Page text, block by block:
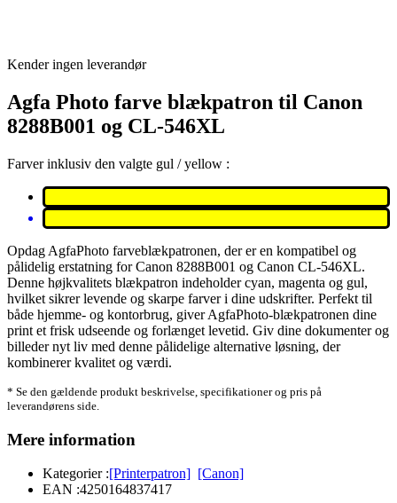
Kender ingen leverandør
Agfa Photo farve blækpatron til Canon
8288B001 og CL-546XL
Farver inklusiv den valgte gul / yellow :
Opdag AgfaPhoto farveblækpatronen, der er en kompatibel og
pålidelig erstatning for Canon 8288B001 og Canon CL-546XL.
Denne højkvalitets blækpatron indeholder cyan, magenta og gul,
hvilket sikrer levende og skarpe farver i dine udskrifter. Perfekt til
både hjemme- og kontorbrug, giver AgfaPhoto-blækpatronen dine
print et frisk udseende og forlænget levetid. Giv dine dokumenter og
billeder nyt liv med denne pålidelige alternative løsning, der
kombinerer kvalitet og værdi.
* Se den gældende produkt beskrivelse, specifikationer og pris på
leverandørens side.
Mere information
Kategorier :[Printerpatron] [Canon]
EAN :4250164837417